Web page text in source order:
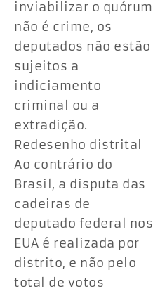
inviabilizar o quórum
não é crime, os
deputados não estão
sujeitos a
indiciamento
criminal ou a
extradição.
Redesenho distrital
Ao contrário do
Brasil, a disputa das
cadeiras de
deputado federal nos
EUA é realizada por
distrito, e não pelo
total de votos